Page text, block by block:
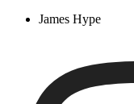
James Hype